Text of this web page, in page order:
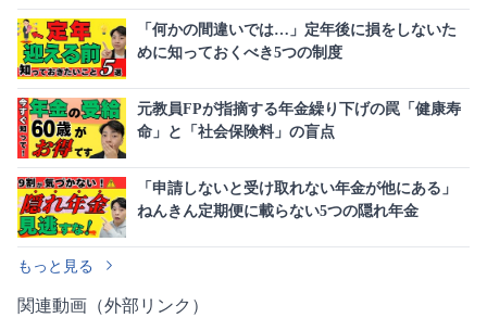
「何かの間違いでは…」定年後に損をしないた
めに知っておくべき5つの制度
元教員FPが指摘する年金繰り下げの罠「健康寿
命」と「社会保険料」の盲点
「申請しないと受け取れない年金が他にある」
ねんきん定期便に載らない5つの隠れ年金
もっと見る
関連動画（外部リンク）